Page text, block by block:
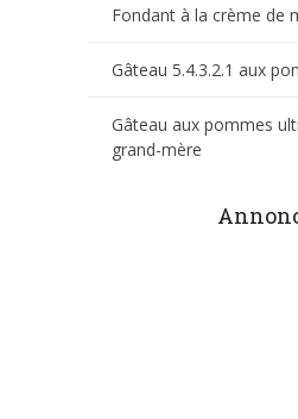
Fondant à la crème de
Gâteau 5.4.3.2.1 aux
Gâteau aux pommes
grand-mère